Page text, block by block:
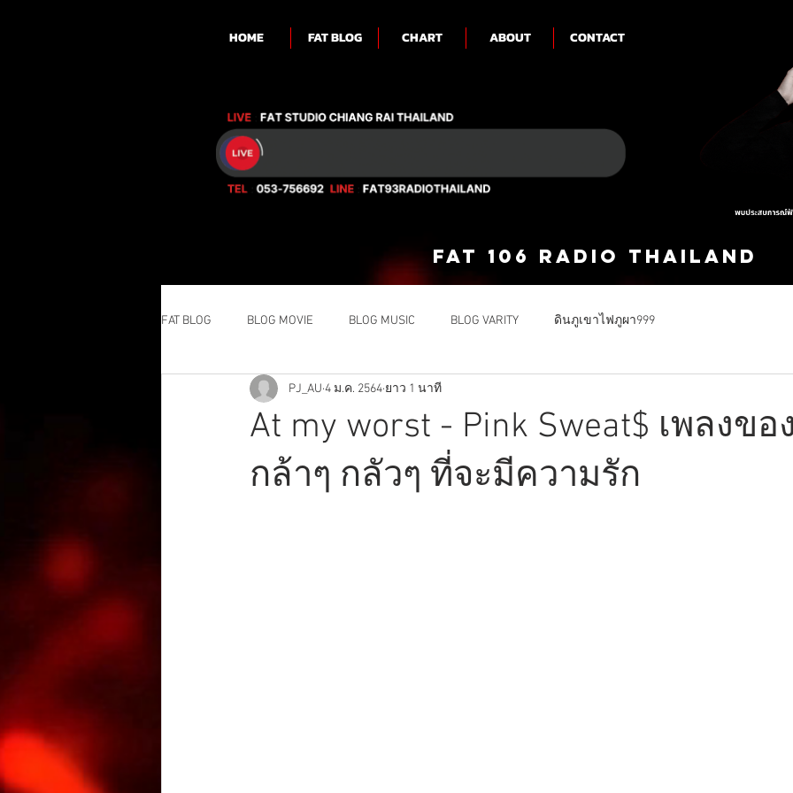
HOME FAT BLOG CHART ABOUT CONTACT
FAT 106 RADIO THAILAND
FAT BLOG BLOG MOVIE BLOG MUSIC BLOG VARITY ดินภูเขาไฟภูผา999
At my worst - Pink Sweat$ เพลงข
กล้าๆ กลัวๆ ที่จะมีความรัก
PJ_AU 4 ม.ค. 2564 ยาว 1 นาที